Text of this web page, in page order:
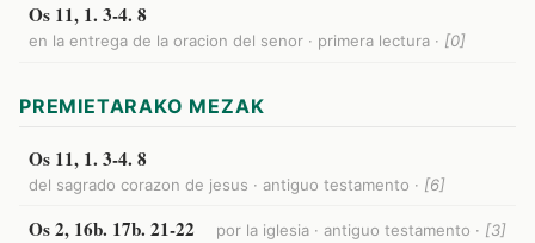
Os 11, 1. 3-4. 8
en la entrega de la oracion del senor · primera lectura · [0]
PREMIETARAKO MEZAK
Os 11, 1. 3-4. 8
del sagrado corazon de jesus · antiguo testamento · [6]
Os 2, 16b. 17b. 21-22 por la iglesia · antiguo testamento · [3]